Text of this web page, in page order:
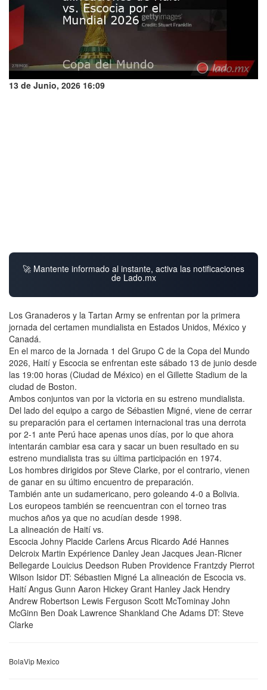
13 de Junio, 2026 16:09
🚀 Mantente informado al instante, activa las notificaciones
de Lado.mx
Los Granaderos y la Tartan Army se enfrentan por la primera
jornada del certamen mundialista en Estados Unidos, México y
Canadá.
En el marco de la Jornada 1 del Grupo C de la Copa del Mundo
2026, Haití y Escocia se enfrentan este sábado 13 de junio desde
las 19:00 horas (Ciudad de México) en el Gillette Stadium de la
ciudad de Boston.
Ambos conjuntos van por la victoria en su estreno mundialista.
Del lado del equipo a cargo de Sébastien Migné, viene de cerrar
su preparación para el certamen internacional tras una derrota
por 2-1 ante Perú hace apenas unos días, por lo que ahora
intentarán cambiar esa cara y sacar un buen resultado en su
estreno mundialista tras su última participación en 1974.
Los hombres dirigidos por Steve Clarke, por el contrario, vienen
de ganar en su último encuentro de preparación.
También ante un sudamericano, pero goleando 4-0 a Bolivia.
Los europeos también se reencuentran con el torneo tras
muchos años ya que no acudían desde 1998.
La alineación de Haití vs.
Escocia Johny Placide Carlens Arcus Ricardo Adé Hannes
Delcroix Martin Expérience Danley Jean Jacques Jean-Ricner
Bellegarde Louicius Deedson Ruben Providence Frantzdy Pierrot
Wilson Isidor DT: Sébastien Migné La alineación de Escocia vs.
Haití Angus Gunn Aaron Hickey Grant Hanley Jack Hendry
Andrew Robertson Lewis Ferguson Scott McTominay John
McGinn Ben Doak Lawrence Shankland Che Adams DT: Steve
Clarke
BolaVip Mexico